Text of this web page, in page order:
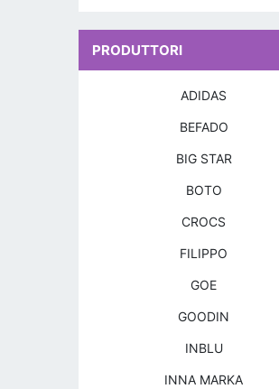
PRODUTTORI
ADIDAS
BEFADO
BIG STAR
BOTO
CROCS
FILIPPO
GOE
GOODIN
INBLU
INNA MARKA